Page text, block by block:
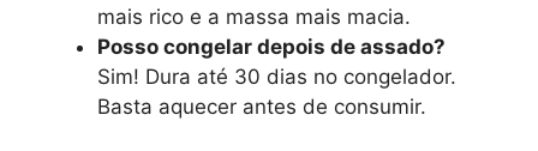
mais rico e a massa mais macia.
Posso congelar depois de assado?
Sim! Dura até 30 dias no congelador.
Basta aquecer antes de consumir.